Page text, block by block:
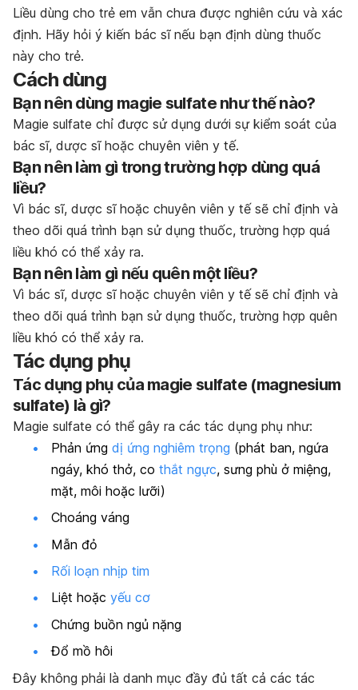
Liều dùng cho trẻ em vẫn chưa được nghiên cứu và xác
định. Hãy hỏi ý kiến bác sĩ nếu bạn định dùng thuốc
này cho trẻ.
Cách dùng
Bạn nên dùng magie sulfate như thế nào?
Magie sulfate chỉ được sử dụng dưới sự kiểm soát của
bác sĩ, dược sĩ hoặc chuyên viên y tế.
Bạn nên làm gì trong trường hợp dùng quá
liều?
Vì bác sĩ, dược sĩ hoặc chuyên viên y tế sẽ chỉ định và
theo dõi quá trình bạn sử dụng thuốc, trường hợp quá
liều khó có thể xảy ra.
Bạn nên làm gì nếu quên một liều?
Vì bác sĩ, dược sĩ hoặc chuyên viên y tế sẽ chỉ định và
theo dõi quá trình bạn sử dụng thuốc, trường hợp quên
liều khó có thể xảy ra.
Tác dụng phụ
Tác dụng phụ của magie sulfate (magnesium
sulfate) là gì?
Magie sulfate có thể gây ra các tác dụng phụ như:
Phản ứng dị ứng nghiêm trọng (phát ban, ngứa
ngáy, khó thở, co thắt ngực, sưng phù ở miệng,
mặt, môi hoặc lưỡi)
Choáng váng
Mẫn đỏ
Rối loạn nhịp tim
Liệt hoặc yếu cơ
Chứng buồn ngủ nặng
Đổ mồ hôi
Đây không phải là danh mục đầy đủ tất cả các tác